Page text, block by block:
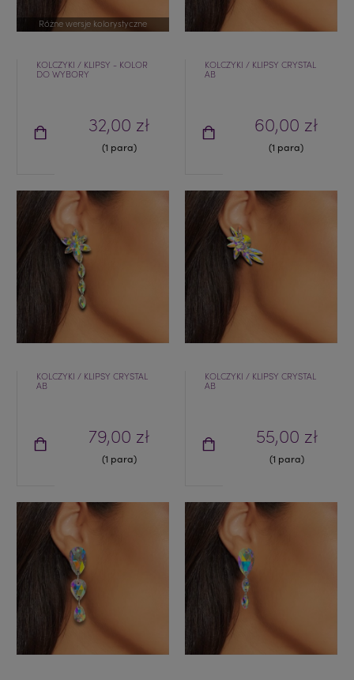
Różne wersje kolorystyczne
KOLCZYKI / KLIPSY - KOLOR
DO WYBORY
32,00 zł
(1 para)
KOLCZYKI / KLIPSY CRYSTAL
AB
60,00 zł
(1 para)
KOLCZYKI / KLIPSY CRYSTAL
AB
79,00 zł
(1 para)
KOLCZYKI / KLIPSY CRYSTAL
AB
55,00 zł
(1 para)